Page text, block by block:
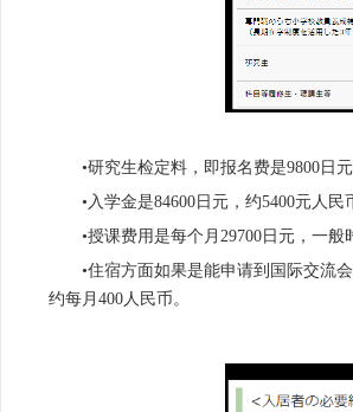
•研究生检定料，即报名费是9800日
•入学金是84600日元，约5400元人民
•授课费用是每个月29700日元，一
•住宿方面如果是能申请到国际交流
约每月400人民币。